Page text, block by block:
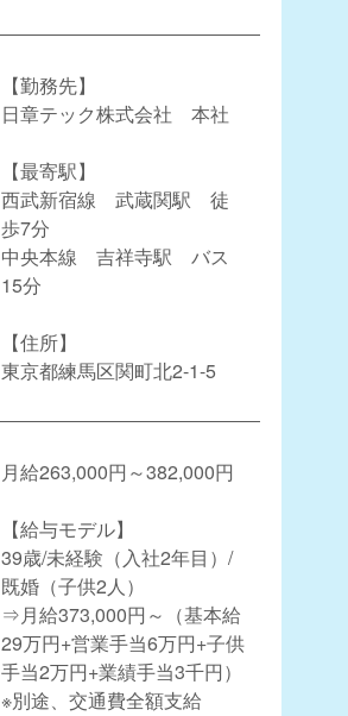
【勤務先】
日章テック株式会社 本社
【最寄駅】
西武新宿線 武蔵関駅 徒
歩7分
中央本線 吉祥寺駅 バス
15分
【住所】
東京都練馬区関町北2-1-5
月給263,000円～382,000円
【給与モデル】
39歳/未経験（入社2年目）/
既婚（子供2人）
⇒月給373,000円～（基本給
29万円+営業手当6万円+子供
手当2万円+業績手当3千円）
※別途、交通費全額支給